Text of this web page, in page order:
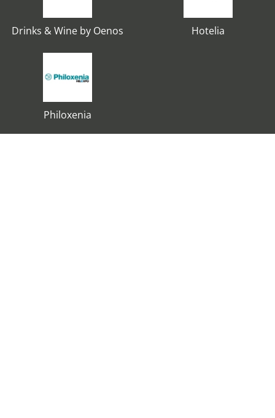
Drinks & Wine by Oenos Hotelia
Philoxenia